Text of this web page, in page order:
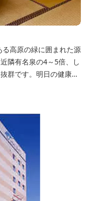
高原の緑に囲まれた源
隣有名泉の4～5倍、し
群です。明日の健康
立ち寄り下さい。 熱
用ください。